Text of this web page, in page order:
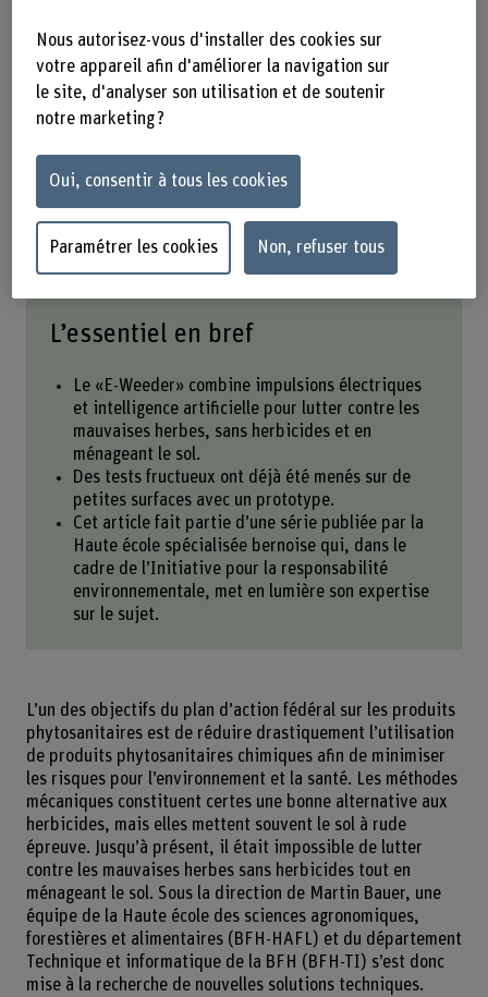
De fortes impulsions électriques permettent d’éliminer les
herbes indésirables sans usage de pesticides. (Photo:
BFH-HAFL)
L’essentiel en bref
Le «E-Weeder» combine impulsions électriques
et intelligence artificielle pour lutter contre les
mauvaises herbes, sans herbicides et en
ménageant le sol.
Des tests fructueux ont déjà été menés sur de
petites surfaces avec un prototype.
Cet article fait partie d’une série publiée par la
Haute école spécialisée bernoise qui, dans le
cadre de l’Initiative pour la responsabilité
environnementale, met en lumière son expertise
sur le sujet.
L’un des objectifs du plan d’action fédéral sur les produits
phytosanitaires est de réduire drastiquement l’utilisation
de produits phytosanitaires chimiques afin de minimiser
les risques pour l’environnement et la santé. Les méthodes
mécaniques constituent certes une bonne alternative aux
herbicides, mais elles mettent souvent le sol à rude
épreuve. Jusqu’à présent, il était impossible de lutter
contre les mauvaises herbes sans herbicides tout en
ménageant le sol. Sous la direction de Martin Bauer, une
équipe de la Haute école des sciences agronomiques,
forestières et alimentaires (BFH-HAFL) et du département
Technique et informatique de la BFH (BFH-TI) s’est donc
mise à la recherche de nouvelles solutions techniques.
Nous autorisez-vous d'installer des cookies sur
votre appareil afin d'améliorer la navigation sur
le site, d'analyser son utilisation et de soutenir
notre marketing ?
Oui, consentir à tous les cookies
Paramétrer les cookies Non, refuser tous